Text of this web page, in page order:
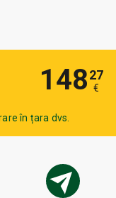
14827
€
în țara dvs.